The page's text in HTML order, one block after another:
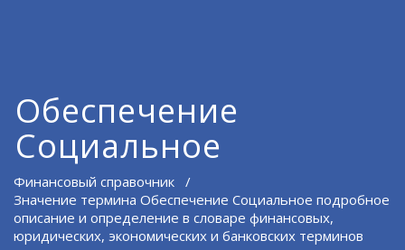
Обеспечение
Социальное
Финансовый справочник /
Значение термина Обеспечение Социальное подробное
описание и определение в словаре финансовых,
юридических, экономических и банковских терминов